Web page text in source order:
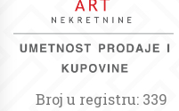
Broj u registru: 339